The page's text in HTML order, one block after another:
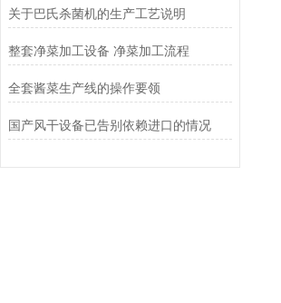
关于巴氏杀菌机的生产工艺说明
整套净菜加工设备 净菜加工流程
全套酱菜生产线的操作要领
国产风干设备已告别依赖进口的情况